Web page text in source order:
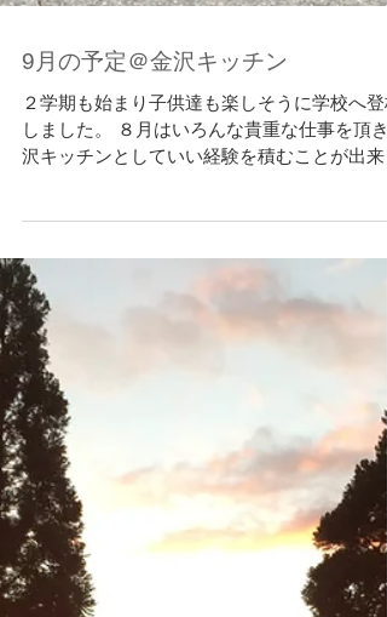
２学期も始まり子供達も楽しそうに学校へ登
しました。 ８月はいろんな貴重な仕事を頂き
沢キッチンとしていい経験を積むことが出来
した。 お客様に感謝です。 自分の限界って皆
さん考えたことがありますか？ 私は体力的に
大変なこともありましたが、越えられないこ
は決して与えられ...